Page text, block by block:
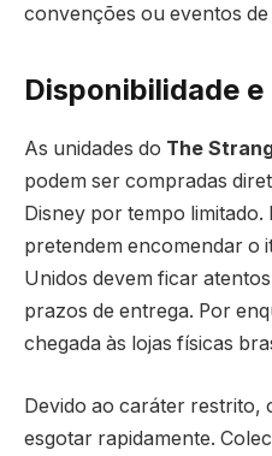
convenções ou eventos de
Disponibilidade
As unidades do The
podem ser compradas
Disney por tempo limitado.
pretendem encomendar o
Unidos devem ficar
prazos de entrega. Por
chegada às lojas físicas
Devido ao caráter restrito,
esgotar rapidamente.